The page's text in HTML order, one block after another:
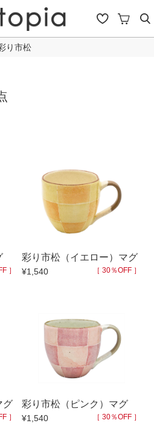
ル商品 OUTLET 予約商
60％OFF
ランチプレート・仕切皿
り市松
］
彩り市松（イエロー）マグ
¥1,540 ［ 30％OFF ］
グ
］
彩り市松（ピンク）マグ
¥1,540 ［ 30％OFF ］